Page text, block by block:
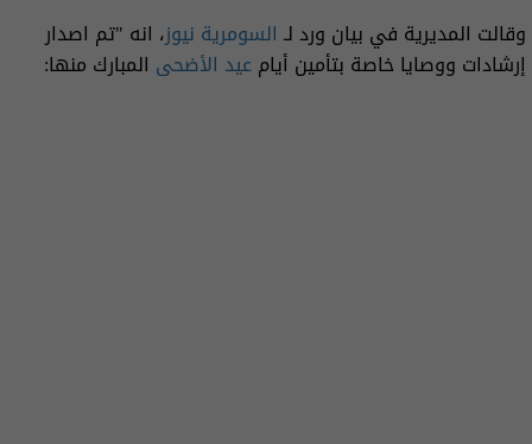
وقالت المديرية في بيان ورد لـ السومرية نيوز، انه "تم اصدار
إرشادات ووصايا خاصة بتأمين أيامعيد الأضحى المبارك منها: